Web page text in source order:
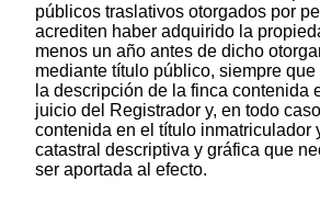
públicos traslativos otorgados por
acrediten haber adquirido la
menos un año antes de dicho
mediante título público, siempre
la descripción de la finca contenida
juicio del Registrador y, en todo
contenida en el título inmatriculador
catastral descriptiva y gráfica que
ser aportada al efecto.